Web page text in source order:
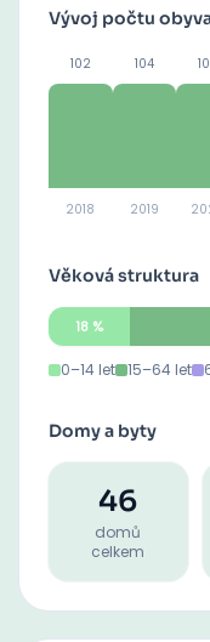
Vývoj počtu
102
2018
104
2019
Věková struktura
18%
0–14 let 15–64 let
Domy a byty
46
domů
celkem